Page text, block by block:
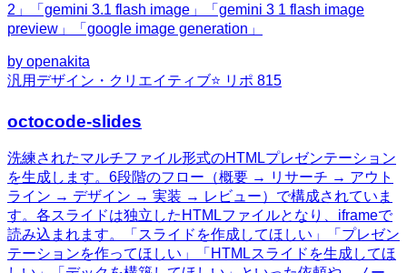
2」「gemini 3.1 flash image」「gemini 3 1 flash image
preview」「google image generation」
by openakita
汎用 デザイン・クリエイティブ⭐ リポ 815
octocode-slides
洗練されたマルチファイル形式のHTMLプレゼンテーション
を生成します。6段階のフロー（概要 → リサーチ → アウト
ライン → デザイン → 実装 → レビュー）で構成されていま
す。各スライドは独立したHTMLファイルとなり、iframeで
読み込まれます。「スライドを作成してほしい」「プレゼン
テーションを作ってほしい」「HTMLスライドを生成してほ